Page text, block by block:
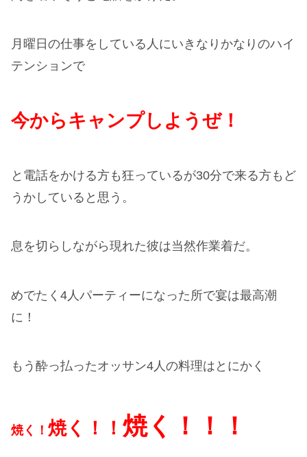
月曜日の仕事をしている人にいきなりかなりのハイ
テンションで
今からキャンプしようぜ！
と電話をかける方も狂っているが30分で来る方もど
うかしていると思う。
息を切らしながら現れた彼は当然作業着だ。
めでたく4人パーティーになった所で宴は最高潮
に！
もう酔っ払ったオッサン4人の料理はとにかく
焼く！ 焼く！！ 焼く！！！